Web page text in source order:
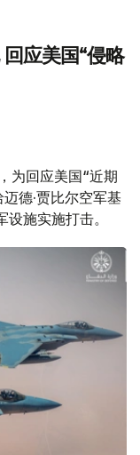
应美国“侵略
为回应美国“近期
德·贾比尔空军基
施实施打击。